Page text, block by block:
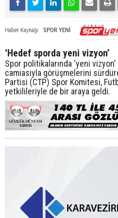
Haber Kaynağı SPOR YENİ
‘Hedef sporda yeni vizyon’
Spor politikalarında ‘yeni
camiasıyla görüşmelerini
Partisi (CTP) Spor Komitesi,
yetkilileriyle de bir araya geldi.